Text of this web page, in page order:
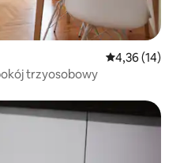
Średnia
4,36 (14)
trzyosobowy